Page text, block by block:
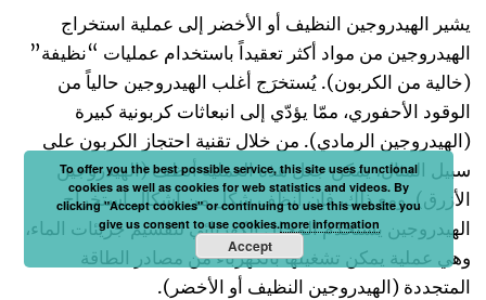
يشير الهيدروجين النظيف أو الأخضر إلى عملية استخراج
الهيدروجين من مواد أكثر تعقيداً باستخدام عمليات “نظيفة”
(خالية من الكربون). يُستخرَج أغلب الهيدروجين حالياً من
الوقود الأحفوري، ممّا يؤدّي إلى انبعاثات كربونية كبيرة
(الهيدروجين الرمادي). من خلال تقنية احتجاز الكربون على
سبيل المثال، يمكن جعل هذه العملية أنظف (الهيدروجين
الأزرق). ومع ذلك، فإن أنظف شكل من أشكال استخراج
الهيدروجين يستخدم المحلل الكهربائي لتقسيم جزيئات الماء،
وهي عملية يمكن تشغيلها بالكهرباء من مصادر الطاقة
المتجددة (الهيدروجين النظيف أو الأخضر).
To offer you the best possible service, this site uses functional
cookies as well as cookies for web statistics and videos. By
clicking "Accept cookies" or continuing to use this website you
give us consent to use cookies.more information
Accept